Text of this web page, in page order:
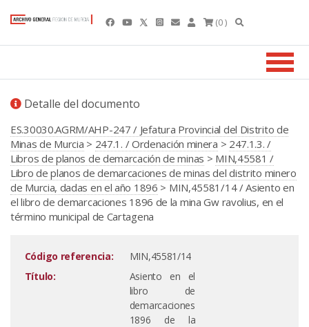
(0 )
Detalle del documento
ES.30030.AGRM/AHP-247 / Jefatura Provincial del Distrito de
Minas de Murcia > 247.1. / Ordenación minera > 247.1.3. /
Libros de planos de demarcación de minas > MIN,45581 /
Libro de planos de demarcaciones de minas del distrito minero
de Murcia, dadas en el año 1896 > MIN,45581/14 / Asiento en
el libro de demarcaciones 1896 de la mina Gw ravolius, en el
término municipal de Cartagena
Código referencia:
MIN,45581/14
Título:
Asiento en el
libro de
demarcaciones
1896 de la